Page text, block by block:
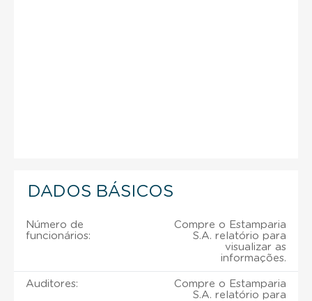
DADOS BÁSICOS
Número de
funcionários:
Compre o Estamparia
S.A. relatório para
visualizar as
informações.
Auditores:
Compre o Estamparia
S.A. relatório para